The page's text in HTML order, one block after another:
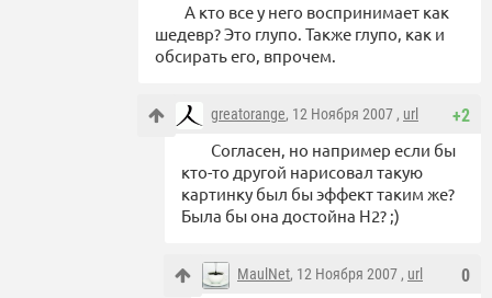
А кто все у него воспринимает как
шедевр? Это глупо. Также глупо, как и
обсирать его, впрочем.
+2
greatorange, 12 Ноября 2007 , url
Согласен, но например если бы
кто-то другой нарисовал такую
картинку был бы эффект таким же?
Была бы она достойна Н2? ;)
0
MaulNet, 12 Ноября 2007 , url